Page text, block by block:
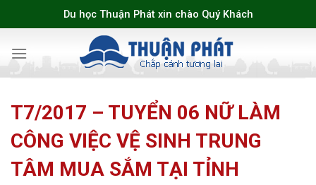
to
Du học Thuận Phát xin chào Quý Khách
T7/2017 – TUYỂN 06 NỮ LÀM
CÔNG VIỆC VỆ SINH TRUNG
TÂM MUA SẮM TẠI TỈNH